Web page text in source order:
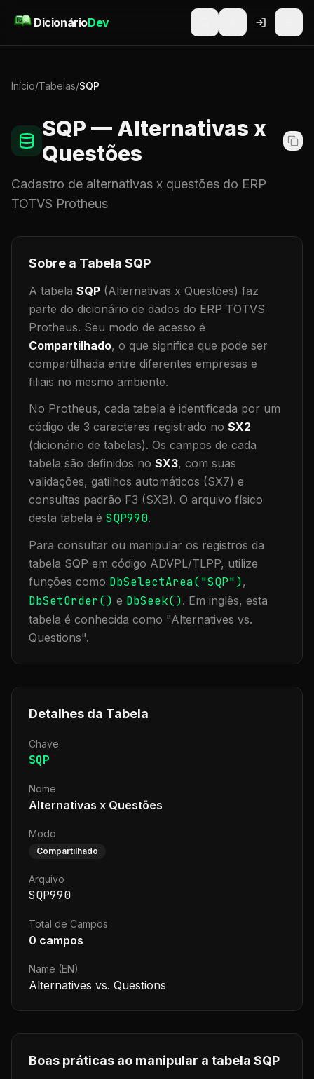
DicionárioDev
Início/Tabelas/SQP
SQP — Alternativas x
Questões
Cadastro de alternativas x questões do ERP
TOTVS Protheus
Sobre a Tabela SQP
A tabela SQP (Alternativas x Questões) faz
parte do dicionário de dados do ERP TOTVS
Protheus. Seu modo de acesso é
Compartilhado, o que significa que pode ser
compartilhada entre diferentes empresas e
filiais no mesmo ambiente.
No Protheus, cada tabela é identificada por um
código de 3 caracteres registrado no SX2
(dicionário de tabelas). Os campos de cada
tabela são definidos no SX3, com suas
validações, gatilhos automáticos (SX7) e
consultas padrão F3 (SXB). O arquivo físico
desta tabela é SQP990.
Para consultar ou manipular os registros da
tabela SQP em código ADVPL/TLPP, utilize
funções como DbSelectArea("SQP"),
DbSetOrder() e DbSeek(). Em inglês, esta
tabela é conhecida como "Alternatives vs.
Questions".
Detalhes da Tabela
Chave
SQP
Nome
Alternativas x Questões
Modo
Compartilhado
Arquivo
SQP990
Total de Campos
0 campos
Name (EN)
Alternatives vs. Questions
Boas práticas ao manipular a tabela SQP